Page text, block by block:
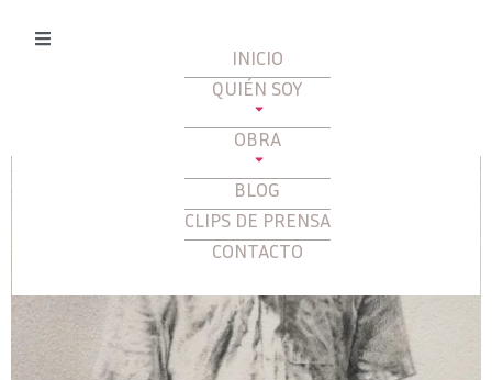
INICIO
QUIÉN SOY
OBRA
BLOG
CLIPS DE PRENSA
CONTACTO
Autor: admin
Pertenecer I